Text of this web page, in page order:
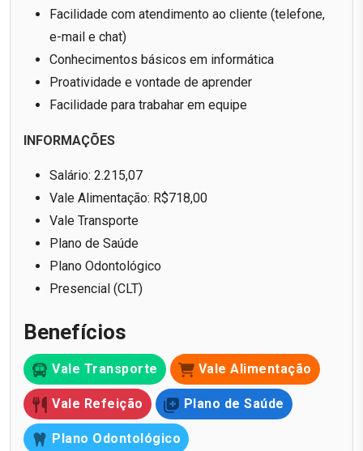
Facilidade com atendimento ao cliente (telefone,
e-mail e chat)
Conhecimentos básicos em informática
Proatividade e vontade de aprender
Facilidade para trabahar em equipe
INFORMAÇÕES
Salário: 2.215,07
Vale Alimentação: R$718,00
Vale Transporte
Plano de Saúde
Plano Odontológico
Presencial (CLT)
Benefícios
Vale Transporte Vale Alimentação
Vale Refeição Plano de Saúde
Plano Odontológico